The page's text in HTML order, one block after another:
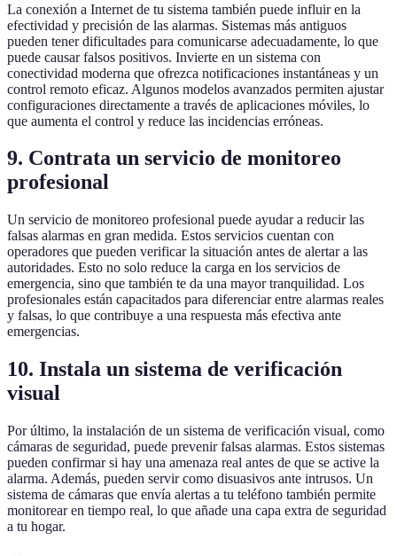
La conexión a Internet de tu sistema también puede influir en la
efectividad y precisión de las alarmas. Sistemas más antiguos
pueden tener dificultades para comunicarse adecuadamente, lo que
puede causar falsos positivos. Invierte en un sistema con
conectividad moderna que ofrezca notificaciones instantáneas y un
control remoto eficaz. Algunos modelos avanzados permiten ajustar
configuraciones directamente a través de aplicaciones móviles, lo
que aumenta el control y reduce las incidencias erróneas.
9. Contrata un servicio de monitoreo
profesional
Un servicio de monitoreo profesional puede ayudar a reducir las
falsas alarmas en gran medida. Estos servicios cuentan con
operadores que pueden verificar la situación antes de alertar a las
autoridades. Esto no solo reduce la carga en los servicios de
emergencia, sino que también te da una mayor tranquilidad. Los
profesionales están capacitados para diferenciar entre alarmas reales
y falsas, lo que contribuye a una respuesta más efectiva ante
emergencias.
10. Instala un sistema de verificación
visual
Por último, la instalación de un sistema de verificación visual, como
cámaras de seguridad, puede prevenir falsas alarmas. Estos sistemas
pueden confirmar si hay una amenaza real antes de que se active la
alarma. Además, pueden servir como disuasivos ante intrusos. Un
sistema de cámaras que envía alertas a tu teléfono también permite
monitorear en tiempo real, lo que añade una capa extra de seguridad
a tu hogar.